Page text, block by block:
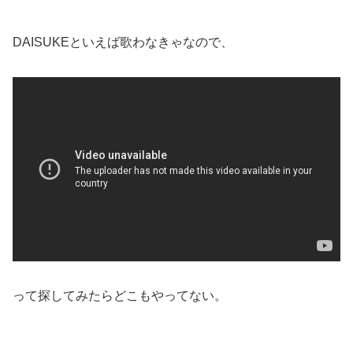
DAISUKEといえば歌わなきゃなので、
って探してみたらどこもやってない。